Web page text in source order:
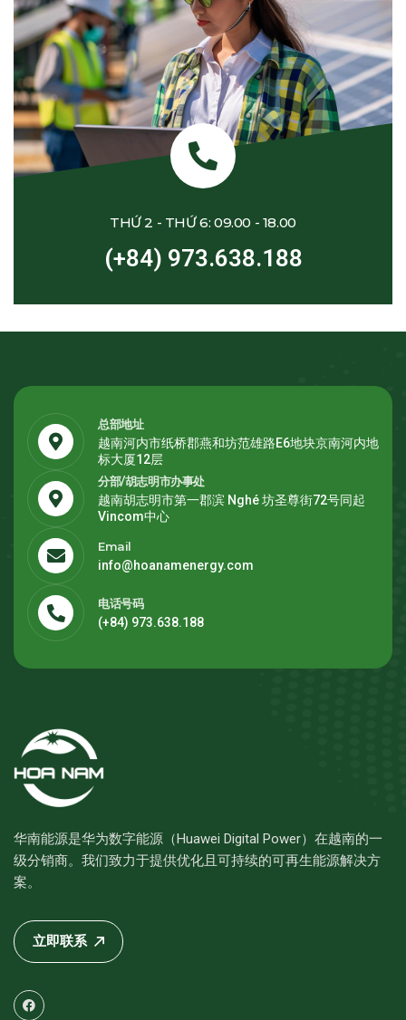
THỨ 2 - THỨ 6: 09.00 - 18.00
(+84) 973.638.188
总部地址
越南河内市纸桥郡燕和坊范雄路E6地块京南河内地
标大厦12层
分部/胡志明市办事处
越南胡志明市第一郡滨 Nghé 坊圣尊街72号同起
Vincom中心
Email
info@hoanamenergy.com
电话号码
(+84) 973.638.188
华南能源是华为数字能源（Huawei Digital Power）在越南的一
级分销商。我们致力于提供优化且可持续的可再生能源解决方
案。
立即联系